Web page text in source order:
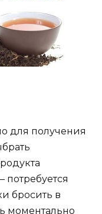
для получения
потребуется
бросить в
моментально